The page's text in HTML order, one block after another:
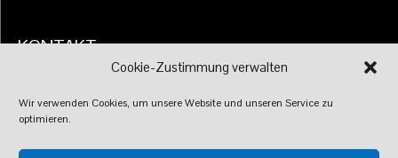
Cookie-Zustimmung verwalten
Wir verwenden Cookies, um unsere Website und unseren Service zu
optimieren.
KONTAKT
Unter Hub 32, 6844 Altach